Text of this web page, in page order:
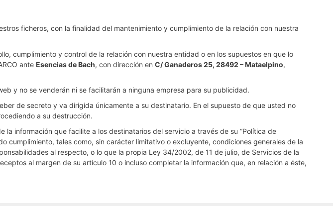
ficheros, con la finalidad del mantenimiento y cumplimiento de la relación con nuestra
cumplimiento y control de la relación con nuestra entidad o en los supuestos en que lo
ante Esencias de Bach, con dirección en C/ Ganaderos 25, 28492 – Mataelpino,
y no se venderán ni se facilitarán a ninguna empresa para su publicidad.
de secreto y va dirigida únicamente a su destinatario. En el supuesto de que usted no
a su destrucción.
información que facilite a los destinatarios del servicio a través de su “Política de
cumplimiento, tales como, sin carácter limitativo o excluyente, condiciones generales de la
al respecto, o lo que la propia Ley 34/2002, de 11 de julio, de Servicios de la
al margen de su artículo 10 o incluso completar la información que, en relación a éste,